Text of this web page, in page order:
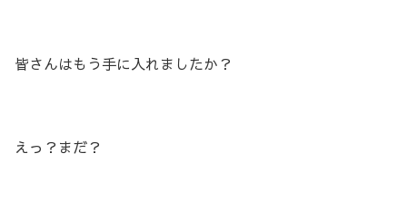
皆さんはもう手に入れましたか？
えっ？まだ？